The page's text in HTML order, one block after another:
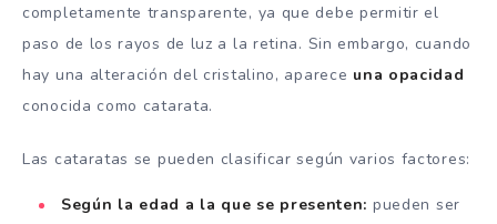
completamente transparente, ya que debe permitir el
paso de los rayos de luz a la retina. Sin embargo, cuando
hay una alteración del cristalino, aparece una opacidad
conocida como catarata.
Las cataratas se pueden clasificar según varios factores:
Según la edad a la que se presenten: pueden ser